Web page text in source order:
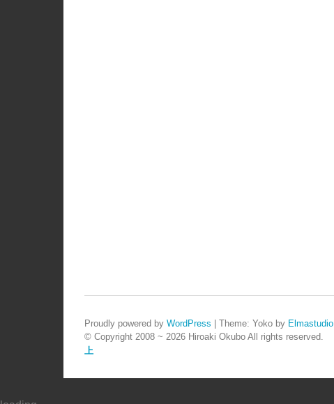
Proudly powered by WordPress Theme: Yoko by Elmastudio
© Copyright 2008 ~ 2026 Hiroaki Okubo All rights reserved.
上